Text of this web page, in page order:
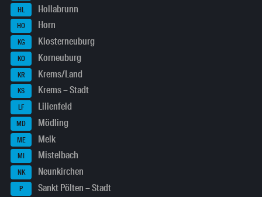
HL Hollabrunn
HO Horn
KG Klosterneuburg
KO Korneuburg
KR Krems/Land
KS Krems – Stadt
LF Lilienfeld
MD Mödling
ME Melk
MI Mistelbach
NK Neunkirchen
P Sankt Pölten – Stadt